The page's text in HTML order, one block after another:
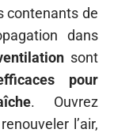
contenants de
dans
sont
pour
. Ouvrez
l’air,